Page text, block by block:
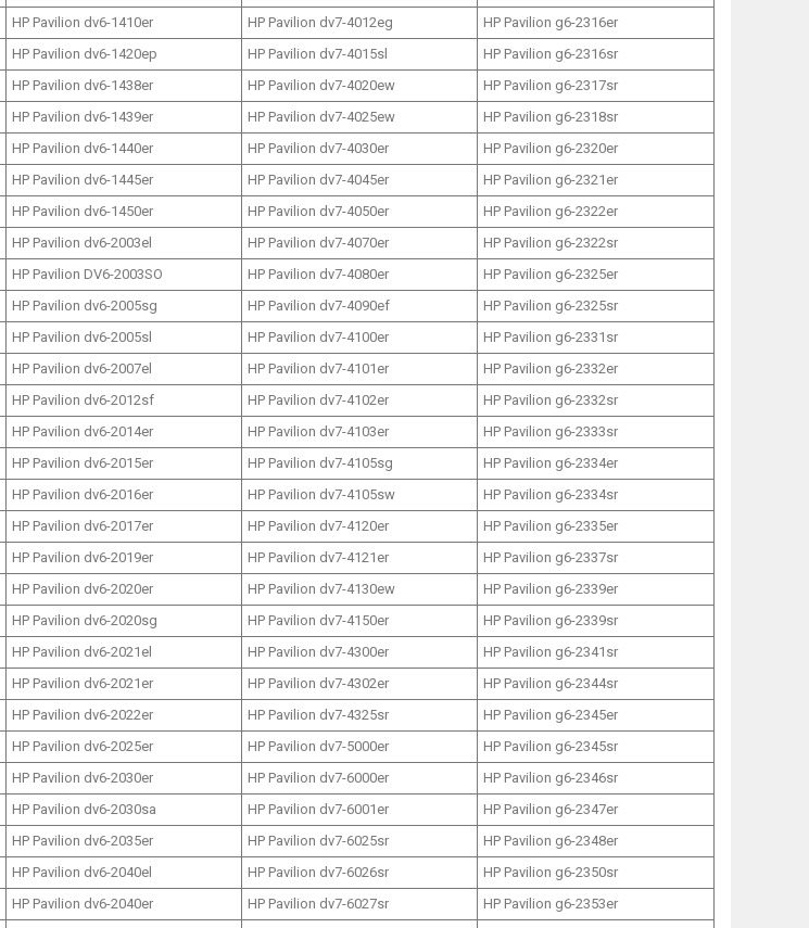
HP Pavilion dv6-1410er HP Pavilion dv7-4012eg
HP Pavilion g6-2316er
HP Pavilion dv6-1420ep HP Pavilion dv7-4015sl
HP Pavilion g6-2316sr
HP Pavilion dv6-1438er HP Pavilion dv7-4020ew
HP Pavilion g6-2317sr
HP Pavilion dv6-1439er HP Pavilion dv7-4025ew
HP Pavilion g6-2318sr
HP Pavilion dv6-1440er HP Pavilion dv7-4030er
HP Pavilion g6-2320er
HP Pavilion dv6-1445er HP Pavilion dv7-4045er
HP Pavilion g6-2321er
HP Pavilion dv6-1450er HP Pavilion dv7-4050er
HP Pavilion g6-2322er
HP Pavilion dv6-2003el HP Pavilion dv7-4070er
HP Pavilion g6-2322sr
HP Pavilion DV6-2003SO HP Pavilion dv7-4080er
HP Pavilion g6-2325er
HP Pavilion dv6-2005sg HP Pavilion dv7-4090ef
HP Pavilion g6-2325sr
HP Pavilion dv6-2005sl HP Pavilion dv7-4100er
HP Pavilion g6-2331sr
HP Pavilion dv6-2007el HP Pavilion dv7-4101er
HP Pavilion g6-2332er
HP Pavilion dv6-2012sf HP Pavilion dv7-4102er
HP Pavilion g6-2332sr
HP Pavilion dv6-2014er HP Pavilion dv7-4103er
HP Pavilion g6-2333sr
HP Pavilion dv6-2015er HP Pavilion dv7-4105sg
HP Pavilion g6-2334er
HP Pavilion dv6-2016er HP Pavilion dv7-4105sw
HP Pavilion g6-2334sr
HP Pavilion dv6-2017er HP Pavilion dv7-4120er
HP Pavilion g6-2335er
HP Pavilion dv6-2019er HP Pavilion dv7-4121er
HP Pavilion g6-2337sr
HP Pavilion dv6-2020er HP Pavilion dv7-4130ew
HP Pavilion g6-2339er
HP Pavilion dv6-2020sg HP Pavilion dv7-4150er
HP Pavilion g6-2339sr
HP Pavilion dv6-2021el HP Pavilion dv7-4300er
HP Pavilion g6-2341sr
HP Pavilion dv6-2021er HP Pavilion dv7-4302er
HP Pavilion g6-2344sr
HP Pavilion dv6-2022er HP Pavilion dv7-4325sr
HP Pavilion g6-2345er
HP Pavilion dv6-2025er HP Pavilion dv7-5000er
HP Pavilion g6-2345sr
HP Pavilion dv6-2030er HP Pavilion dv7-6000er
HP Pavilion g6-2346sr
HP Pavilion dv6-2030sa HP Pavilion dv7-6001er
HP Pavilion g6-2347er
HP Pavilion dv6-2035er HP Pavilion dv7-6025sr
HP Pavilion g6-2348er
HP Pavilion dv6-2040el HP Pavilion dv7-6026sr
HP Pavilion g6-2350sr
HP Pavilion dv6-2040er HP Pavilion dv7-6027sr
HP Pavilion g6-2353er